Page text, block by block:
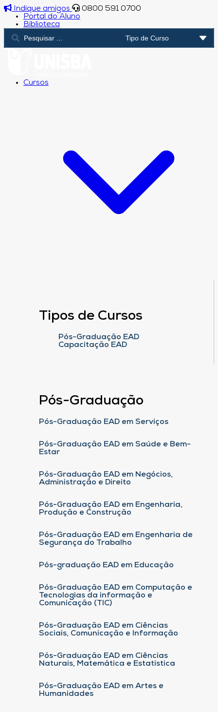
Indique amigos
0800 591 0700
Portal do Aluno
Biblioteca
Cursos
Tipos de Cursos
Pós-Graduação EAD
Capacitação EAD
Pós-Graduação
Pós-Graduação EAD em Serviços
Pós-Graduação EAD em Saúde e Bem-
Estar
Pós-Graduação EAD em Negócios,
Administração e Direito
Pós-Graduação EAD em Engenharia,
Produção e Construção
Pós-Graduação EAD em Engenharia de
Segurança do Trabalho
Pós-graduação EAD em Educação
Pós-Graduação EAD em Computação e
Tecnologias da informação e
Comunicação (TIC)
Pós-Graduação EAD em Ciências
Sociais, Comunicação e Informação
Pós-Graduação EAD em Ciências
Naturais, Matemática e Estatística
Pós-Graduação EAD em Artes e
Humanidades